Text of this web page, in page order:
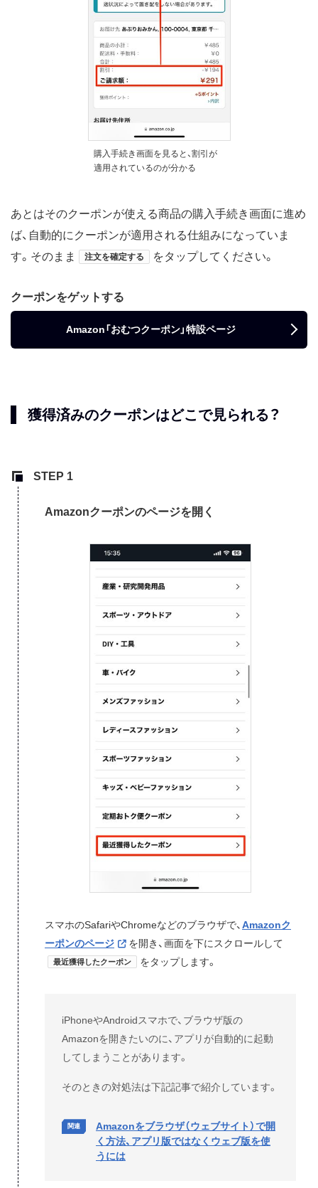
購入手続き画面を見ると、割引が
適用されているのが分かる
あとはそのクーポンが使える商品の購入手続き画面に進め
ば、自動的にクーポンが適用される仕組みになっていま
す。そのまま
注文を確定する をタップしてください。
クーポンをゲットする
Amazon「おむつクーポン」特設ページ
獲得済みのクーポンはどこで見られる？
Amazonクーポンのページを開く
スマホのSafariやChromeなどのブラウザで、Amazonク
ーポンのページ
を開き、画面を下にスクロールして
最近獲得したクーポン をタップします。
iPhoneやAndroidスマホで、ブラウザ版の
Amazonを開きたいのに、アプリが自動的に起動
してしまうことがあります。
そのときの対処法は下記記事で紹介しています。
Amazonをブラウザ（ウェブサイト）で開
く方法、アプリ版ではなくウェブ版を使
うには